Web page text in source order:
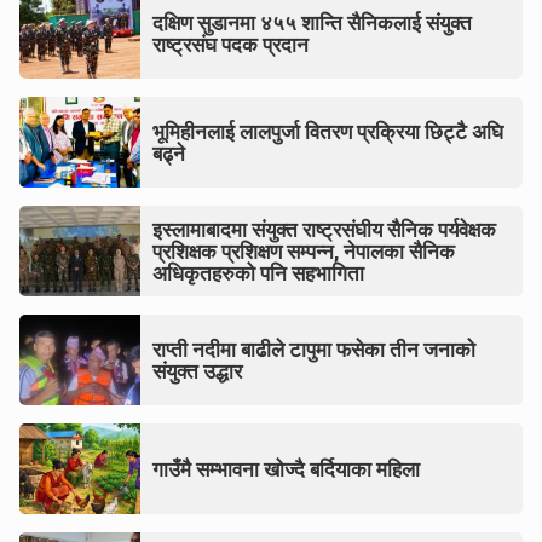
दक्षिण सुडानमा ४५५ शान्ति सैनिकलाई संयुक्त
राष्ट्रसंघ पदक प्रदान
भूमिहीनलाई लालपुर्जा वितरण प्रक्रिया छिट्टै अघि
बढ्ने
इस्लामाबादमा संयुक्त राष्ट्रसंघीय सैनिक पर्यवेक्षक
प्रशिक्षक प्रशिक्षण सम्पन्न, नेपालका सैनिक
अधिकृतहरुको पनि सहभागिता
राप्ती नदीमा बाढीले टापुमा फसेका तीन जनाको
संयुक्त उद्धार
गाउँमै सम्भावना खोज्दै बर्दियाका महिला